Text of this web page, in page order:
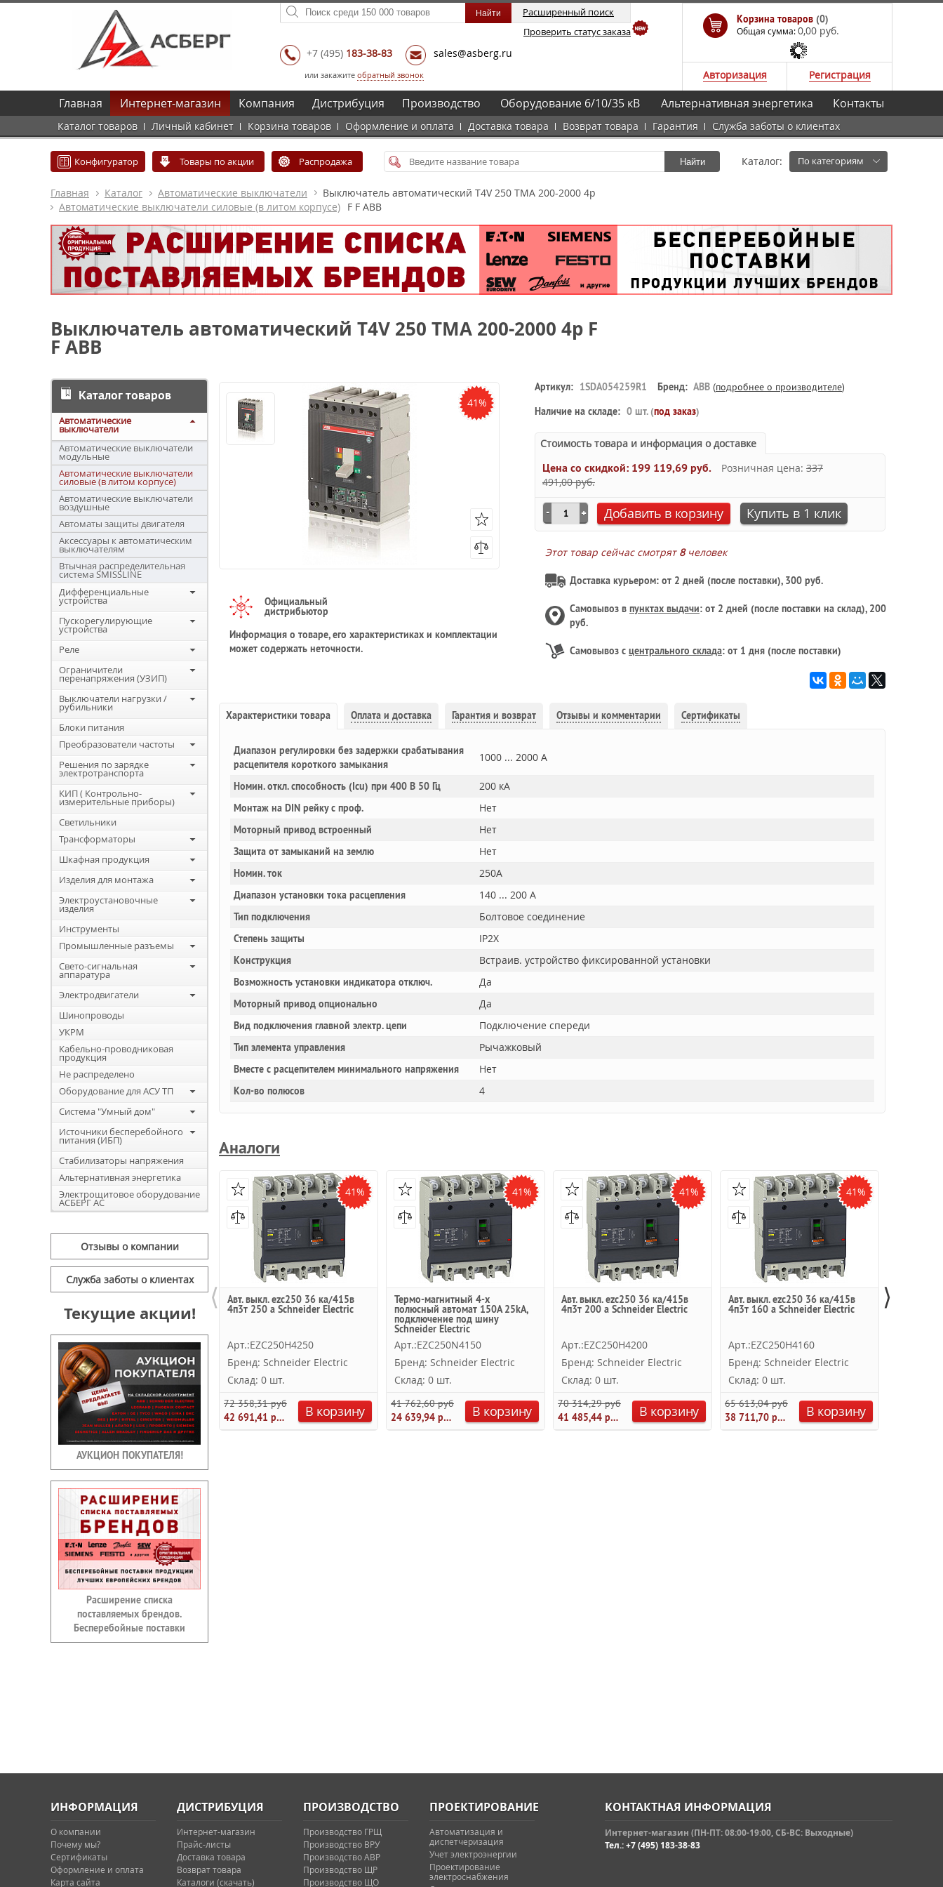
Расширенный поиск
Проверить статус заказа
+7 (495) 183-38-83 sales@asberg.ru
или закажите обратный звонок
Корзина товаров (0)
Общая сумма:0,00 руб.
Авторизация Регистрация
Главная Интернет-магазин
Каталог товаров Личный кабинет Корзина товаров Оформление и оплата Доставка товара Возврат товара Гарантия Служба заботы о клиентах
Компания Дистрибуция Производство Оборудование 6/10/35 кВ Альтернативная энергетика Контакты
Конфигуратор Товары по акции Распродажа Найти Каталог: По категориям
Главная Каталог
Автоматические выключатели
Автоматические выключатели силовые (в литом корпусе)
Выключатель автоматический T4V 250 TMA 200-2000 4p
F F ABB
Выключатель автоматический T4V 250 TMA 200-2000 4p F
F ABB
Каталог товаров
Автоматические
выключатели
Автоматические выключатели
модульные
Автоматические выключатели
силовые (в литом корпусе)
Автоматические выключатели
воздушные
Автоматы защиты двигателя
Аксессуары к автоматическим
выключателям
Втычная распределительная
система SMISSLINE
Дифференциальные
устройства
Пускорегулирующие
устройства
Реле
Ограничители
перенапряжения (УЗИП)
Выключатели нагрузки /
рубильники
Блоки питания
Преобразователи частоты
Решения по зарядке
электротранспорта
КИП ( Контрольно-
измерительные приборы)
Светильники
Трансформаторы
Шкафная продукция
Изделия для монтажа
Электроустановочные
изделия
Инструменты
Промышленные разъемы
Свето-сигнальная
аппаратура
Электродвигатели
Шинопроводы
УКРМ
Кабельно-проводниковая
продукция
Не распределено
Оборудование для АСУ ТП
Система "Умный дом"
Источники бесперебойного
питания (ИБП)
Стабилизаторы напряжения
Альтернативная энергетика
Электрощитовое оборудование
АСБЕРГ АС
Отзывы о компании
Служба заботы о клиентах
Текущие акции!
АУКЦИОН ПОКУПАТЕЛЯ!
Расширение списка
поставляемых брендов.
Бесперебойные поставки
41%
Официальный
дистрибьютор
Информация о товаре, его характеристиках и комплектации
может содержать неточности.
Артикул: 1SDA054259R1 Бренд: ABB (подробнее о производителе)
Наличие на складе: 0 шт. (под заказ)
Стоимость товара и информация о доставке
Цена со скидкой: 199 119,69 руб. Розничная цена: 337
491,00 руб.
Добавить в корзину Купить в 1 клик
Этот товар сейчас смотрят 8человек
Доставка курьером: от 2 дней (после поставки), 300 руб.
Самовывоз в пунктах выдачи: от 2 дней (после поставки на склад), 200
руб.
Самовывоз с центрального склада: от 1 дня (после поставки)
Характеристики товара Оплата и доставка Гарантия и возврат Отзывы и комментарии Сертификаты
Диапазон регулировки без задержки срабатывания
расцепителя короткого замыкания
1000 ... 2000 А
Номин. откл. способность (Icu) при 400 В 50 Гц 200 кА
Монтаж на DIN рейку с проф. Нет
Моторный привод встроенный Нет
Защита от замыканий на землю Нет
Номин. ток 250A
Диапазон установки тока расцепления 140 ... 200 А
Тип подключения Болтовое соединение
Степень защиты IP2X
Конструкция Встраив. устройство фиксированной установки
Возможность установки индикатора отключ. Да
Моторный привод опционально Да
Вид подключения главной электр. цепи Подключение спереди
Тип элемента управления Рычажковый
Вместе с расцепителем минимального напряжения Нет
Кол-во полюсов 4
Аналоги
41%
Авт. выкл. ezc250 36 ка/415в
4п3т 250 a Schneider Electric
Арт.:EZC250H4250
Бренд: Schneider Electric
Склад: 0 шт.
72 358,31 руб.
42 691,41 руб.
В корзину
41%
Термо-магнитный 4-х
полюсный автомат 150А 25kA,
подключение под шину
Schneider Electric
Арт.:EZC250N4150
Бренд: Schneider Electric
Склад: 0 шт.
41 762,60 руб.
24 639,94 руб.
В корзину
41%
Авт. выкл. ezc250 36 ка/415в
4п3т 200 a Schneider Electric
Арт.:EZC250H4200
Бренд: Schneider Electric
Склад: 0 шт.
70 314,29 руб.
41 485,44 руб.
В корзину
41%
Авт. выкл. ezc250 36 ка/415в
4п3т 160 a Schneider Electric
Арт.:EZC250H4160
Бренд: Schneider Electric
Склад: 0 шт.
65 613,04 руб.
38 711,70 руб.
В корзину
⟨ ⟩
ИНФОРМАЦИЯ
О компании
Почему мы?
Сертификаты
Оформление и оплата
Карта сайта
ДИСТРИБУЦИЯ
Интернет-магазин
Прайс-листы
Доставка товара
Возврат товара
Каталоги (скачать)
ПРОИЗВОДСТВО
Производство ГРЩ
Производство ВРУ
Производство АВР
Производство ЩР
Производство ЩО
ПРОЕКТИРОВАНИЕ
Автоматизация и
диспетчеризация
Учет электроэнергии
Проектирование
электроснабжения
КОНТАКТНАЯ ИНФОРМАЦИЯ
Интернет-магазин (ПН-ПТ: 08:00-19:00, СБ-ВС: Выходные)
Тел.: +7 (495) 183-38-83